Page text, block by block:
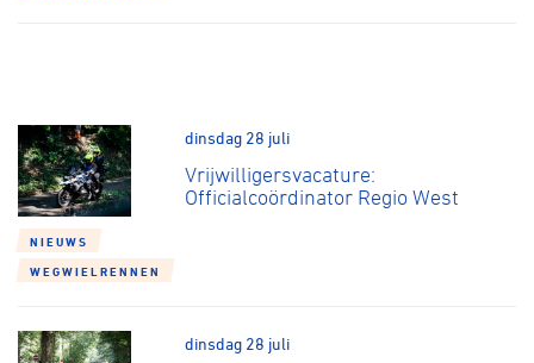
NIEUWS
WEGWIELRENNEN
dinsdag 28 juli
Vrijwilligersvacature:
Officialcoördinator Regio West
dinsdag 28 juli